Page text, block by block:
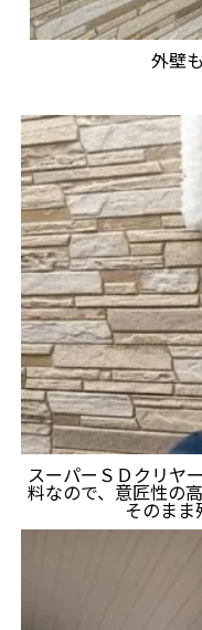
外壁
スーパーＳＤクリヤ
料なので、意匠性の
そのまま